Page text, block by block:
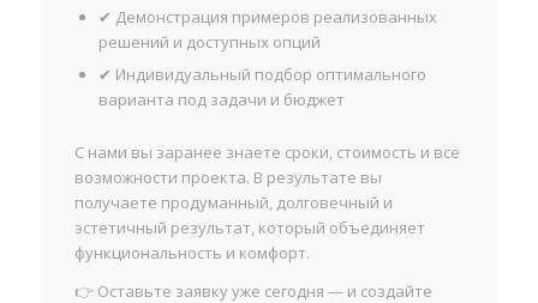
✔ Демонстрация примеров реализованных
решений и доступных опций
✔ Индивидуальный подбор оптимального
варианта под задачи и бюджет
С нами вы заранее знаете сроки, стоимость и все
возможности проекта. В результате вы
получаете продуманный, долговечный и
эстетичный результат, который объединяет
функциональность и комфорт.
👉 Оставьте заявку уже сегодня — и создайте